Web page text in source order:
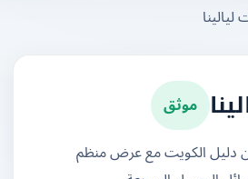
موثق
الكويت مع عرض منظم